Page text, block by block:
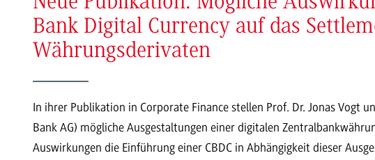
Bank Digital Currency auf das
Währungsderivaten
In ihrer Publikation in Corporate Finance stellen Prof. Dr. Jonas Vogt
Bank AG) mögliche Ausgestaltungen einer digitalen
Auswirkungen die Einführung einer CBDC in Abhängigkeit dieser